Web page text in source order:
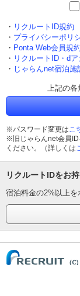
・ リクルートID規約
・ プライバシーポリ
・ Ponta Web会員規約
・ リクルートID・d
・ じゃらんnet宿泊
上記の各
※パスワード変更はこ
※旧じゃらんnet会員ID
ください。（詳しくは
リクルートIDをお
宿泊料金の2%以上を